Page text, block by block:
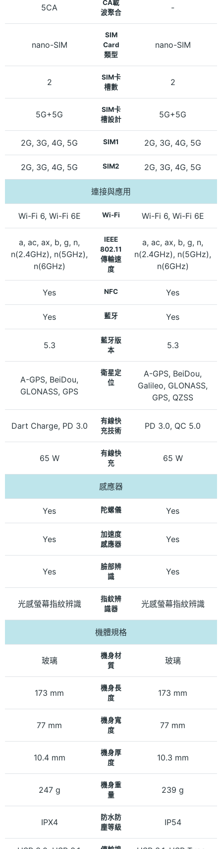
5CA
CA載
波聚合
-
nano-SIM
SIM
Card
類型
nano-SIM
2
SIM卡
槽數
2
5G+5G
SIM卡
槽設計
5G+5G
2G, 3G, 4G, 5G SIM1 2G, 3G, 4G, 5G
2G, 3G, 4G, 5G SIM2 2G, 3G, 4G, 5G
連接與應用
Wi-Fi 6, Wi-Fi 6E Wi-Fi Wi-Fi 6, Wi-Fi 6E
a, ac, ax, b, g, n,
n(2.4GHz), n(5GHz),
n(6GHz)
IEEE
802.11
傳輸速
度
a, ac, ax, b, g, n,
n(2.4GHz), n(5GHz),
n(6GHz)
Yes NFC Yes
Yes 藍牙 Yes
5.3
藍牙版
本
5.3
A-GPS, BeiDou,
GLONASS, GPS
衛星定
位
A-GPS, BeiDou,
Galileo, GLONASS,
GPS, QZSS
Dart Charge, PD 3.0
有線快
充技術
PD 3.0, QC 5.0
65 W
有線快
充
65 W
感應器
Yes 陀螺儀 Yes
Yes
加速度
感應器
Yes
Yes
臉部辨
識
Yes
光感螢幕指紋辨識
指紋辨
識器
光感螢幕指紋辨識
機體規格
玻璃
機身材
質
玻璃
173 mm
機身長
度
173 mm
77 mm
機身寬
度
77 mm
10.4 mm
機身厚
度
10.3 mm
247 g
機身重
量
239 g
IPX4
防水防
塵等級
IP54